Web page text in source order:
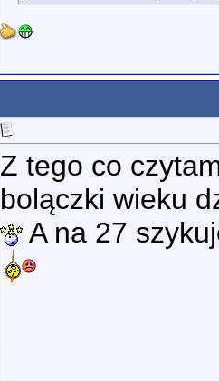
Z tego co
bolączki wieku
A na 27